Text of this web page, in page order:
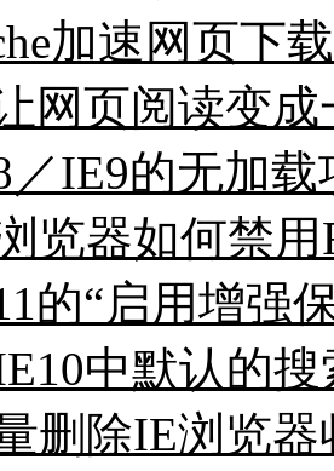
加速网页下载
网页阅读变
／IE9的无加
览器如何禁用
的“启用增强
中默认的
删除IE浏览